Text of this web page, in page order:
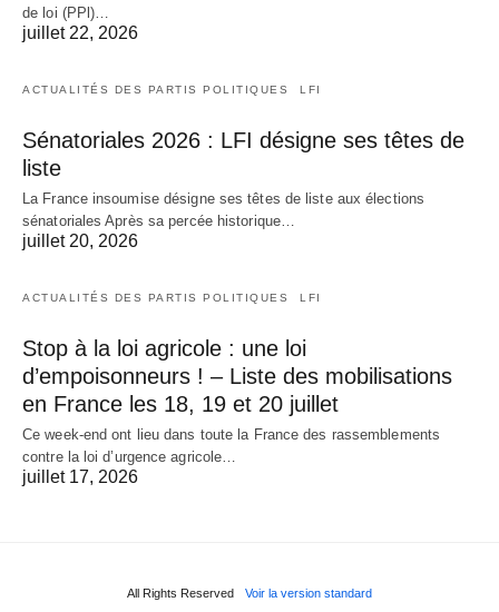
de loi (PPl)…
juillet 22, 2026
ACTUALITÉS DES PARTIS POLITIQUES LFI
Sénatoriales 2026 : LFI désigne ses têtes de
liste
La France insoumise désigne ses têtes de liste aux élections
sénatoriales Après sa percée historique…
juillet 20, 2026
ACTUALITÉS DES PARTIS POLITIQUES LFI
Stop à la loi agricole : une loi
d’empoisonneurs ! – Liste des mobilisations
en France les 18, 19 et 20 juillet
Ce week-end ont lieu dans toute la France des rassemblements
contre la loi d’urgence agricole…
juillet 17, 2026
All Rights Reserved Voir la version standard